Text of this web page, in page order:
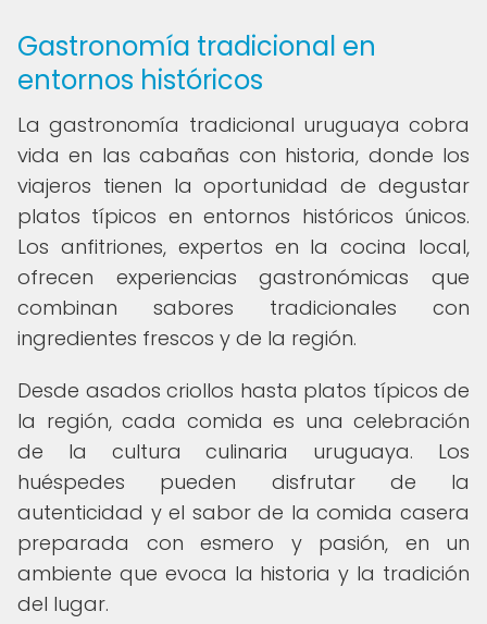
Gastronomía tradicional en
entornos históricos
La gastronomía tradicional uruguaya cobra
vida en las cabañas con historia, donde los
viajeros tienen la oportunidad de degustar
platos típicos en entornos históricos únicos.
Los anfitriones, expertos en la cocina local,
ofrecen experiencias gastronómicas que
combinan sabores tradicionales con
ingredientes frescos y de la región.
Desde asados criollos hasta platos típicos de
la región, cada comida es una celebración
de la cultura culinaria uruguaya. Los
huéspedes pueden disfrutar de la
autenticidad y el sabor de la comida casera
preparada con esmero y pasión, en un
ambiente que evoca la historia y la tradición
del lugar.